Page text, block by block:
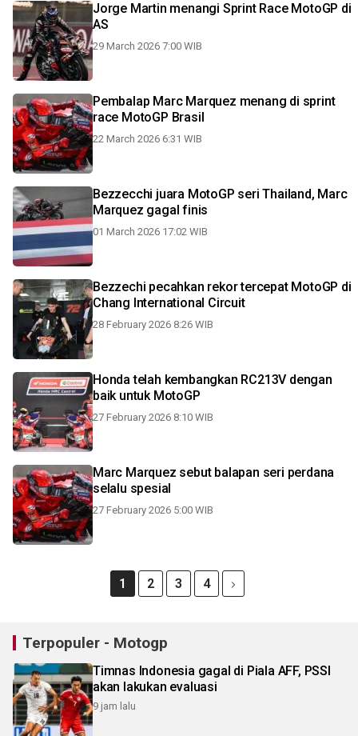
Jorge Martin menangi Sprint Race MotoGP di
AS
29 March 2026 7:00 WIB
Pembalap Marc Marquez menang di sprint
race MotoGP Brasil
22 March 2026 6:31 WIB
Bezzecchi juara MotoGP seri Thailand, Marc
Marquez gagal finis
01 March 2026 17:02 WIB
Bezzechi pecahkan rekor tercepat MotoGP di
Chang International Circuit
28 February 2026 8:26 WIB
Honda telah kembangkan RC213V dengan
baik untuk MotoGP
27 February 2026 8:10 WIB
Marc Marquez sebut balapan seri perdana
selalu spesial
27 February 2026 5:00 WIB
1 2 3 4
Terpopuler - Motogp
Timnas Indonesia gagal di Piala AFF, PSSI
akan lakukan evaluasi
9 jam lalu